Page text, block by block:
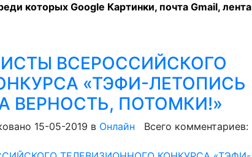
которых Google Картинки, почта Gmail, лента
ВСЕРОССИЙСКОГО
«ТЭФИ-ЛЕТОПИСЬ
ВЕРНОСТЬ, ПОТОМКИ!»
15-05-2019 в Онлайн Всего комментариев: